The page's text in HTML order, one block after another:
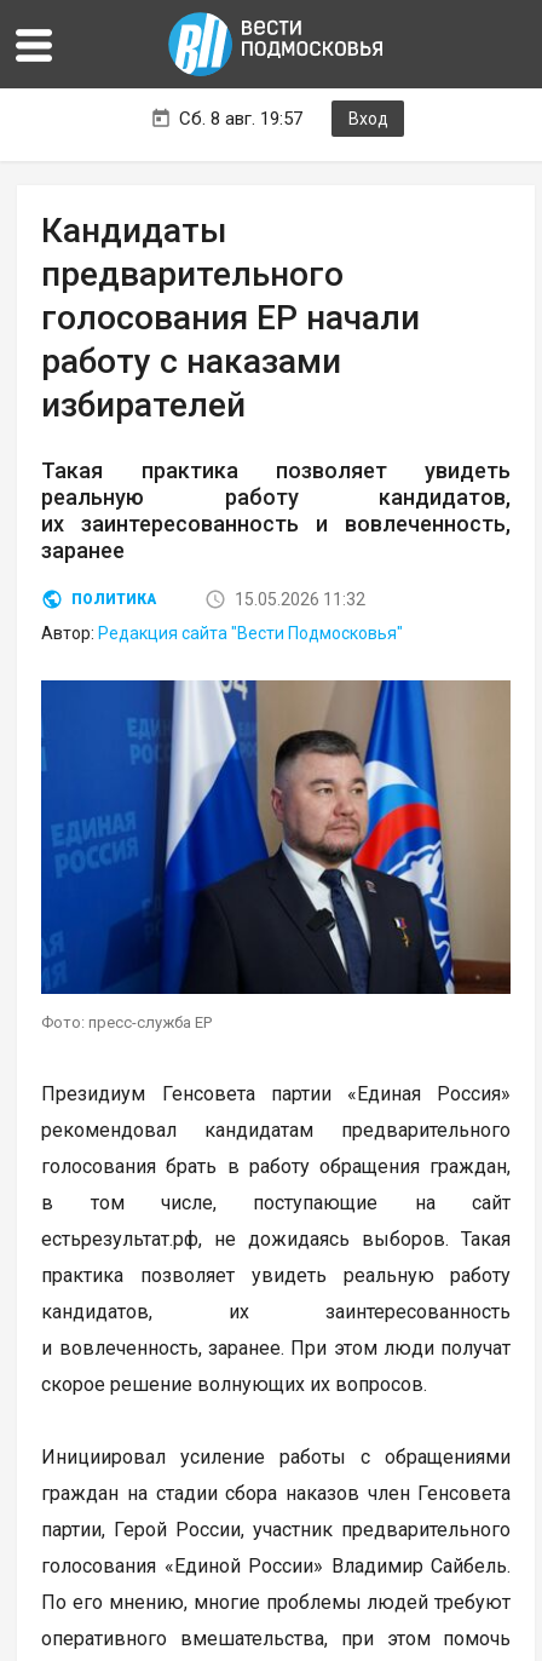
Сб. 8 авг. 19:57 Вход
Кандидаты
предварительного
голосования ЕР начали
работу с наказами
избирателей
Такая практика позволяет увидеть
реальную работу кандидатов,
их заинтересованность и вовлеченность,
заранее
ПОЛИТИКА
15.05.2026 11:32
Автор: Редакция сайта "Вести Подмосковья"
Фото: пресс-служба ЕР
Президиум Генсовета партии «Единая Россия»
рекомендовал кандидатам предварительного
голосования брать в работу обращения граждан,
в том числе, поступающие на сайт
естьрезультат.рф, не дожидаясь выборов. Такая
практика позволяет увидеть реальную работу
кандидатов, их заинтересованность
и вовлеченность, заранее. При этом люди получат
скорое решение волнующих их вопросов.
Инициировал усиление работы с обращениями
граждан на стадии сбора наказов член Генсовета
партии, Герой России, участник предварительного
голосования «Единой России» Владимир Сайбель.
По его мнению, многие проблемы людей требуют
оперативного вмешательства, при этом помочь